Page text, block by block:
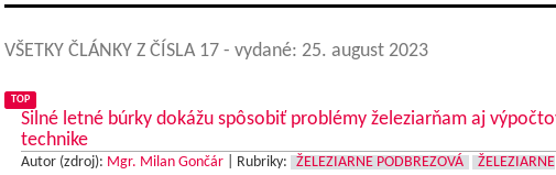
VŠETKY ČLÁNKY Z ČÍSLA 17 - vydané: 25. august 2023
TOP
Silné letné búrky dokážu spôsobiť problémy železiarňam aj
technike
Autor (zdroj): Mgr. Milan Gončár| Rubriky: ŽELEZIARNE PODBREZOVÁ
ŽELEZIARNE